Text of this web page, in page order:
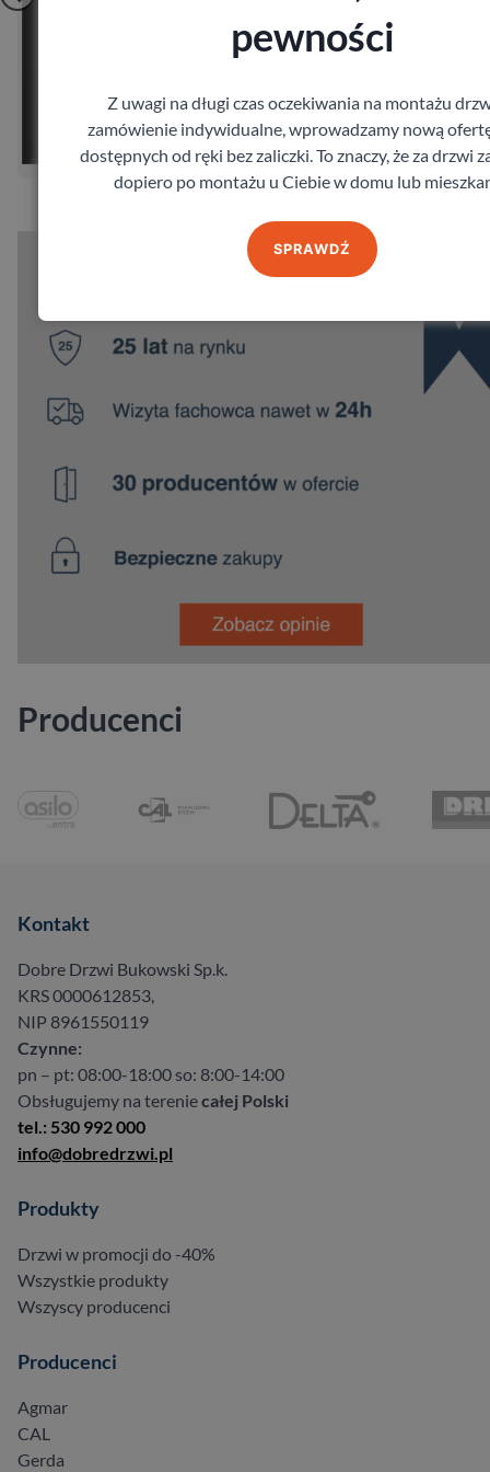
Zobacz
Zamów pomiar
Producenci
Kontakt
Dobre Drzwi Bukowski Sp.k.
KRS 0000612853,
NIP 8961550119
Czynne:
pn – pt: 08:00-18:00 so: 8:00-14:00
Obsługujemy na tereniecałej Polski
tel.: 530 992 000
info@dobredrzwi.pl
Produkty
Drzwi w promocji do -40%
Wszystkie produkty
Wszyscy producenci
Producenci
Agmar
CAL
Gerda
pewności
Z uwagi na długi czas oczekiwania na montażu
zamówienie indywidualne, wprowadzamy nową
dostępnych od ręki bez zaliczki. To znaczy, że za drzwi
dopiero po montażu u Ciebie w domu lub
SPRAWDŹ